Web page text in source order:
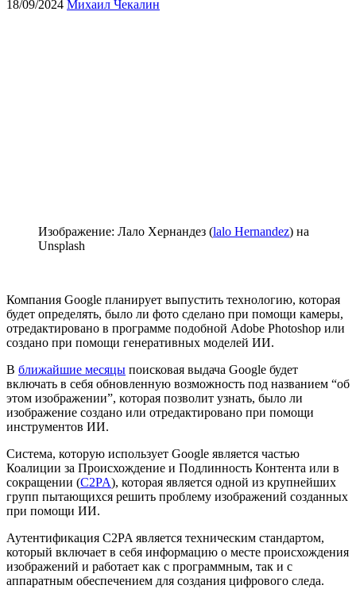
18/09/2024 Михаил Чекалин
Изображение: Лало Хернандез (lalo Hernandez) на
Unsplash
Компания Google планирует выпустить технологию, которая
будет определять, было ли фото сделано при помощи камеры,
отредактировано в программе подобной Adobe Photoshop или
создано при помощи генеративных моделей ИИ.
В ближайшие месяцы поисковая выдача Google будет
включать в себя обновленную возможность под названием “об
этом изображении”, которая позволит узнать, было ли
изображение создано или отредактировано при помощи
инструментов ИИ.
Система, которую использует Google является частью
Коалиции за Происхождение и Подлинность Контента или в
сокращении (C2PA), которая является одной из крупнейших
групп пытающихся решить проблему изображений созданных
при помощи ИИ.
Аутентификация C2PA является техническим стандартом,
который включает в себя информацию о месте происхождения
изображений и работает как с программным, так и с
аппаратным обеспечением для создания цифрового следа.